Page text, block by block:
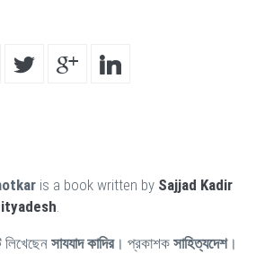
is a book written by Sajjad Kadir
সাযযাদ কাদির। প্রকাশক সাহিত্যদেশ।